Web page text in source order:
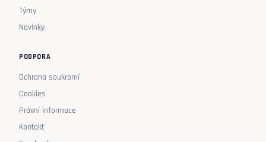
Týmy
Novinky
PODPORA
Ochrana soukromí
Cookies
Právní informace
Kontakt